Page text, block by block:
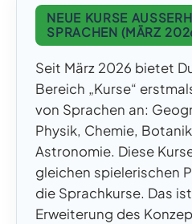
NEUE KURSE
PRACHEN (MÄRZ
Seit März 2026 bietet
Bereich „Kurse“
von Sprachen an:
Physik, Chemie,
Astronomie. Diese
gleichen spielerischen
die Sprachkurse. Das
Erweiterung des